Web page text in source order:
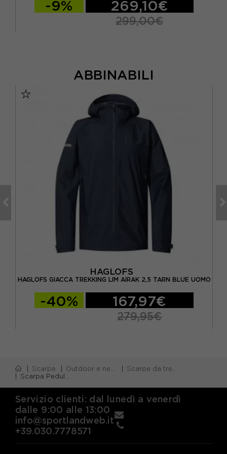
-9% 269,10€
299,00€
ABBINABILI
HAGLOFS
HAGLOFS GIACCA TREKKING LIM AIRAK 2,5 TARN BLUE UOMO
-40% 167,97€
279,95€
Scarpe Outdoor e neve
Scarpe da trekking
Scarpa Pedule Trekking Ladakh GORE-TEX Marrone Uomo
Servizio clienti: dal lunedì a venerdì
dalle 9:00 alle 13:00
info@sportlandweb.it
+39.030.7778571